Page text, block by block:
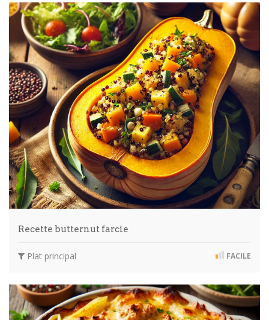
Recette butternut farcie
Plat principal FACILE